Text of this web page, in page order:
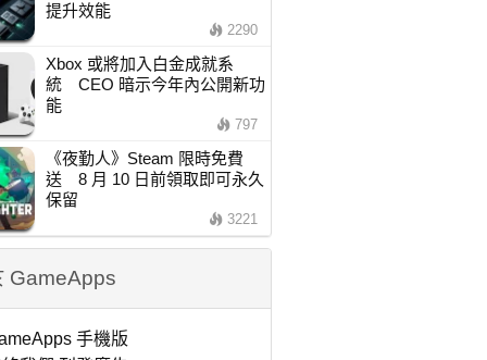
提升效能
2290
Xbox 或將加入白金成就系
統 CEO 暗示今年內公開新功
能
797
《夜勤人》Steam 限時免費
送 8 月 10 日前領取即可永久
保留
3221
GameApps
手機版